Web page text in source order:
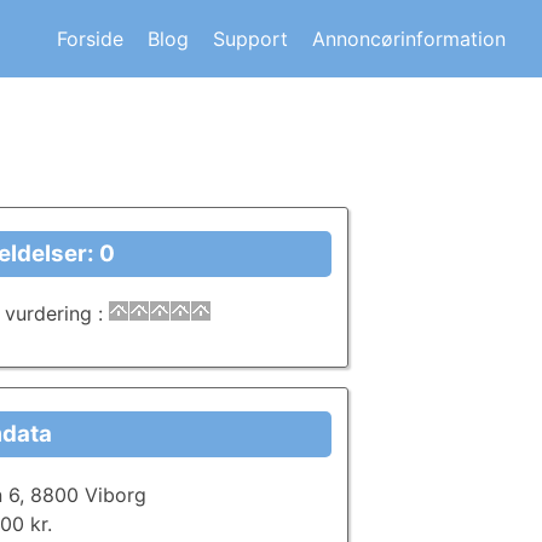
andre huskøberes oplevelser.
Forside Blog Support Annoncørinformation
0
vurdering :
6, 8800 Viborg
kr.